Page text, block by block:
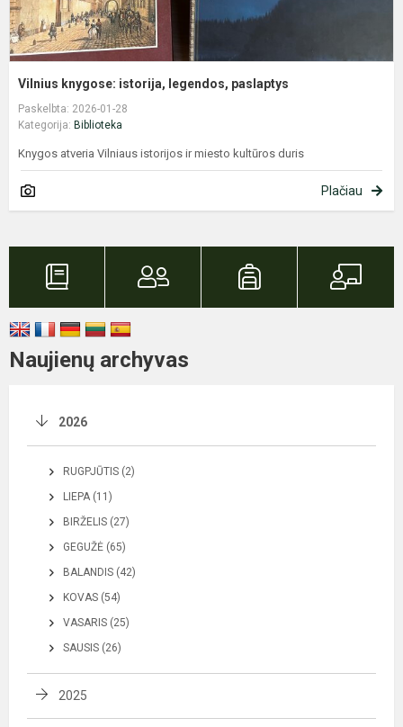
Vilnius knygose: istorija, legendos, paslaptys
Paskelbta: 2026-01-28
Kategorija: Biblioteka
Knygos atveria Vilniaus istorijos ir miesto kultūros duris
Plačiau
Naujienų archyvas
2026
RUGPJŪTIS (2)
LIEPA (11)
BIRŽELIS (27)
GEGUŽĖ (65)
BALANDIS (42)
KOVAS (54)
VASARIS (25)
SAUSIS (26)
2025